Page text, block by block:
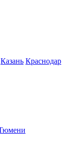
Казань Краснодар